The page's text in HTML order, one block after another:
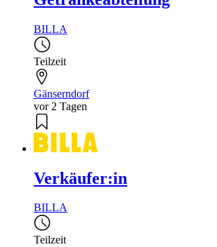
BILLA
Teilzeit
Gänserndorf
vor 2 Tagen
Verkäufer:in
BILLA
Teilzeit